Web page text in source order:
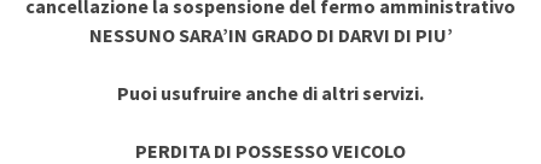
cancellazione la sospensione del fermo amministrativo
NESSUNO SARA’IN GRADO DI DARVI DI PIU’
Puoi usufruire anche di altri servizi.
PERDITA DI POSSESSO VEICOLO